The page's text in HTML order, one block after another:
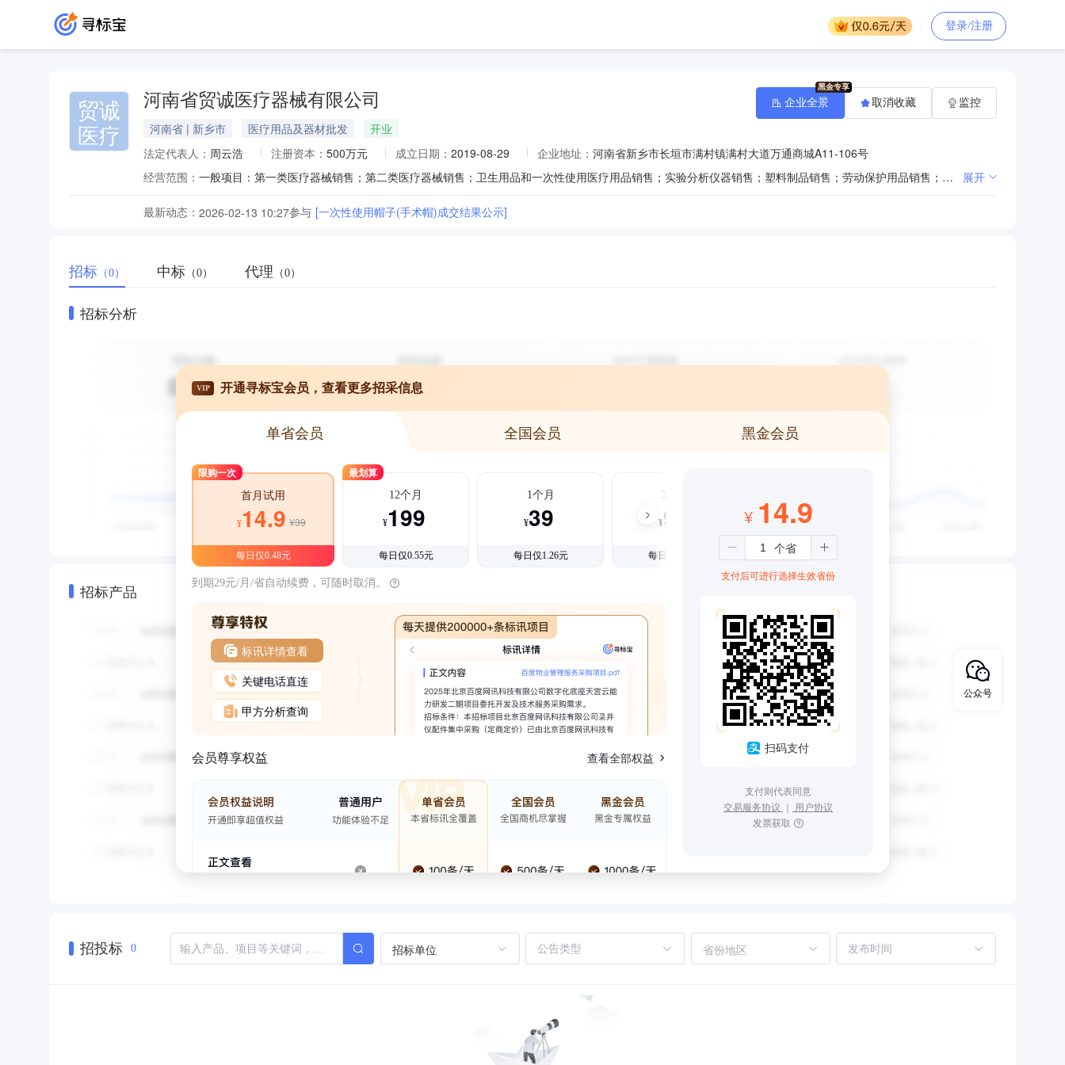
登录/注册
贸诚
医疗
河南省贸诚医疗器械有限公司
河南省 | 新乡市 医疗用品及器材批发
开业
法定代表人： 周云浩 注册资本： 500万元 成立日期： 2019-08-29 企业地址： 河南省新乡市长垣市满村镇满村大道万通商城A11-106号
经营范围：
一般项目：第一类医疗器械销售；第二类医疗器械销售；卫生用品和一次性使用医疗用品销售；实验分析仪器销售；塑料制品销售；劳动保护用品销售；玻璃仪器销售；橡胶制品销售；纸制品销售；仪器仪表销售；针纺织品及原料销售；电子产品销售；产业用纺织制成品销售；金属制品销售；棉、麻销售；消防器材销售；特种劳动防护用品销售；日用百货销售；模具销售；办公用品销售；消毒剂销售（不含危险化学品）；机械设备销售；金属工具销售；包装材料及制品销售；母婴用品销售；教学用模型及教具销售；办公设备销售；环境保护专用设备销售；网络设备销售；医用口罩批发；化工产品销售（不含许可类化工产品）；医护人员防护用品批发；照明器具销售；特种设备销售；五金产品批发；第一类医疗器械租赁；第二类医疗器械租赁；机械设备租赁；专用设备修理；会议及展览服务；计算机及办公设备维修；养生保健服务（非医疗）；健康咨询服务（不含诊疗服务）；普通机械设备安装服务；技术服务、技术开发、技术咨询、技术交流、技术转让、技术推广；环境卫生公共设施安装服务（除依法须经批准的项目外，凭营业执照依法自主开展经营活动）许可项目：第三类医疗器械经营；消毒器械销售；第三类医疗器械租赁（依法须经批准的项目，经相关部门批准后方可开展经营活动，具体经营项目以相关部门批准文件或许可证件为准） 展开
最新动态： 2026-02-13 10:27参与 [一次性使用帽子(手术帽)成交结果公示]
企业全景 取消收藏 监控
招标 （0） 中标 （0） 代理 （0）
招标分析
招标产品
VIP 开通寻标宝会员，查看更多招采信息
单省会员 全国会员 黑金会员
限购一次
首月试用
¥14.9 ¥39
每日仅0.48元
最划算
12个月
¥199
每日仅0.55元
1个月
¥39
每日仅1.26元
3个月
¥99
每日仅1.08元
到期29元/月/省自动续费，可随时取消。
标讯详情查看
关键电话直连
甲方分析查询
会员尊享权益 查看全部权益
¥ 14.9
支付后可进行选择生效省份
扫码支付
支付则代表同意
交易服务协议 ｜ 用户协议
发票获取
招投标 0 招标单位 省份地区
公众号